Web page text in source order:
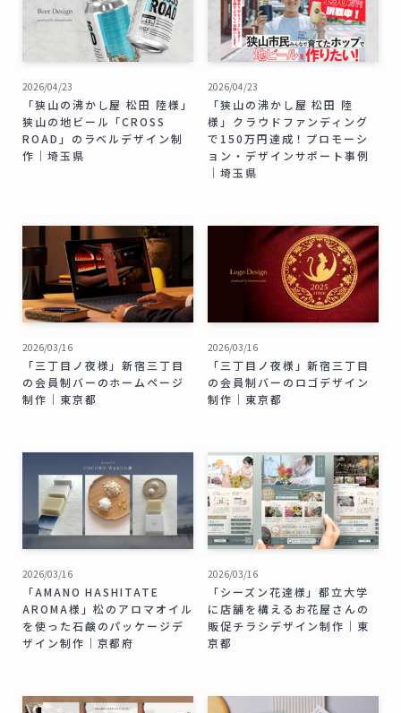
「狭山の沸かし屋 松田 陸様」
狭山の地ビール「CROSS
ROAD」のラベルデザイン制
作｜埼玉県
2026/04/23
「狭山の沸かし屋 松田 陸
様」クラウドファンディング
で150万円達成！プロモーシ
ョン・デザインサポート事例
｜埼玉県
2026/04/23
「三丁目ノ夜様」新宿三丁目
の会員制バーのホームページ
制作｜東京都
2026/03/16
「三丁目ノ夜様」新宿三丁目
の会員制バーのロゴデザイン
制作｜東京都
2026/03/16
「AMANO HASHITATE
AROMA様」松のアロマオイル
を使った石鹸のパッケージデ
ザイン制作｜京都府
2026/03/16
「シーズン花達様」都立大学
に店舗を構えるお花屋さんの
販促チラシデザイン制作｜東
京都
2026/03/16